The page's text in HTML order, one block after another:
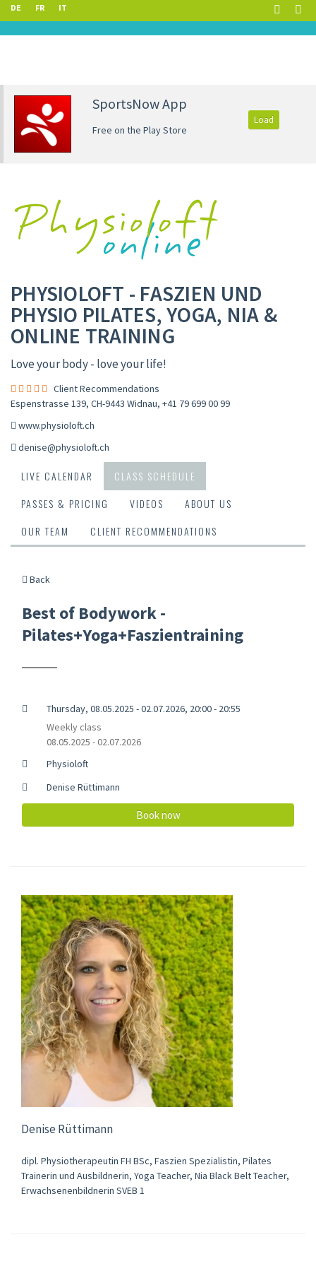
DE FR IT
SportsNow App
Free on the Play Store
Load
PHYSIOLOFT - FASZIEN UND
PHYSIO PILATES, YOGA, NIA &
ONLINE TRAINING
Love your body - love your life!
Client Recommendations
Espenstrasse 139, CH-9443 Widnau, +41 79 699 00 99
www.physioloft.ch
denise@physioloft.ch
LIVE CALENDAR
CLASS SCHEDULE
PASSES & PRICING
VIDEOS
ABOUT US
OUR TEAM
CLIENT RECOMMENDATIONS
Back
Best of Bodywork -
Pilates+Yoga+Faszientraining
Thursday, 08.05.2025 - 02.07.2026, 20:00 - 20:55
Weekly class
08.05.2025 - 02.07.2026
Physioloft
Denise Rüttimann
Book now
Denise Rüttimann
dipl. Physiotherapeutin FH BSc, Faszien Spezialistin, Pilates
Trainerin und Ausbildnerin, Yoga Teacher, Nia Black Belt Teacher,
Erwachsenenbildnerin SVEB 1